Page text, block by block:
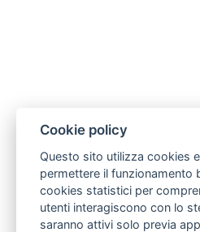
Cookie policy
Questo sito utilizza cookies
permettere il funzionamento
cookies statistici per
utenti interagiscono con lo
saranno attivi solo previa